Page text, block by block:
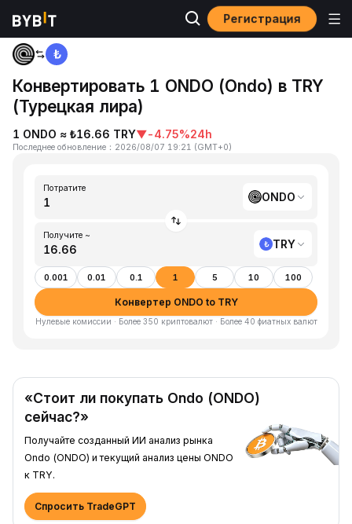
Регистрация
Главная
Конвертировать 1 ONDO (Ondo) в TRY
(Турецкая лира)
1 ONDO ≈ ₺16.66 TRY▼-4.75%24h
Последнее обновление ： 2026/08/07 19:21 (GMT+0)
Потратите
ONDO
Получите ~
TRY
0.001 0.01 0.1 1 5 10 100
Конвертер ONDO to TRY
Нулевые комиссии · Более 350 криптовалют · Более 40 фиатных валют
«Стоит ли покупать Ondo (ONDO)
сейчас?»
Получайте созданный ИИ анализ рынка
Ondo (ONDO) и текущий анализ цены ONDO
к TRY.
Спросить TradeGPT